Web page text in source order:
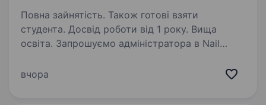
Повна зайнятість. Також готові взяти
студента. Досвід роботи від 1 року. Вища
освіта. Запрошуємо адміністратора в Nail
ставка 1000 грн в день + % від записів
вчора